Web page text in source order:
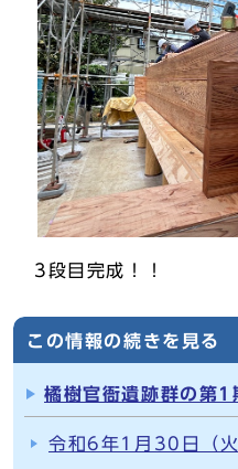
3段目完成！！
この情報の続きを見る
橘樹官衙遺跡群の第1
令和6年1月30日（